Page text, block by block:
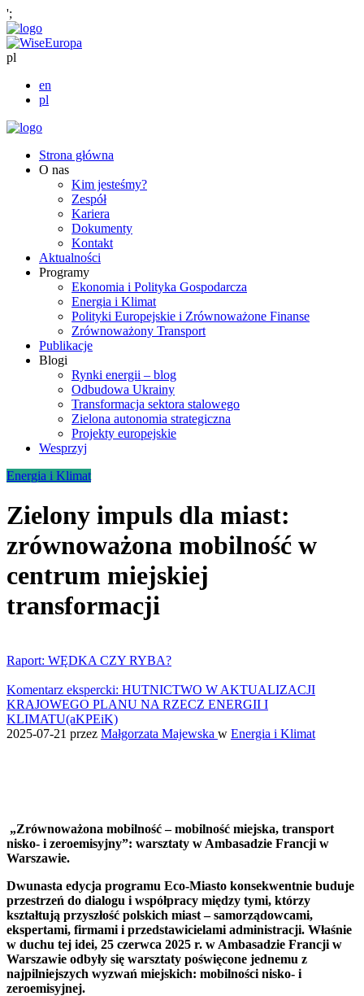
';
pl
en
pl
Strona główna
O nas
Kim jesteśmy?
Zespół
Kariera
Dokumenty
Kontakt
Aktualności
Programy
Ekonomia i Polityka Gospodarcza
Energia i Klimat
Polityki Europejskie i Zrównoważone Finanse
Zrównoważony Transport
Publikacje
Blogi
Rynki energii – blog
Odbudowa Ukrainy
Transformacja sektora stalowego
Zielona autonomia strategiczna
Projekty europejskie
Wesprzyj
Energia i Klimat
Zielony impuls dla miast:
zrównoważona mobilność w
centrum miejskiej
transformacji
Raport: WĘDKA CZY RYBA?
Komentarz ekspercki: HUTNICTWO W AKTUALIZACJI
KRAJOWEGO PLANU NA RZECZ ENERGII I
KLIMATU(aKPEiK)
2025-07-21 przez Małgorzata Majewska w Energia i Klimat
„Zrównoważona mobilność – mobilność miejska, transport
nisko- i zeroemisyjny”: warsztaty w Ambasadzie Francji w
Warszawie.
Dwunasta edycja programu Eco-Miasto konsekwentnie buduje
przestrzeń do dialogu i współpracy między tymi, którzy
kształtują przyszłość polskich miast – samorządowcami,
ekspertami, firmami i przedstawicielami administracji. Właśnie
w duchu tej idei, 25 czerwca 2025 r. w Ambasadzie Francji w
Warszawie odbyły się warsztaty poświęcone jednemu z
najpilniejszych wyzwań miejskich: mobilności nisko- i
zeroemisyjnej.